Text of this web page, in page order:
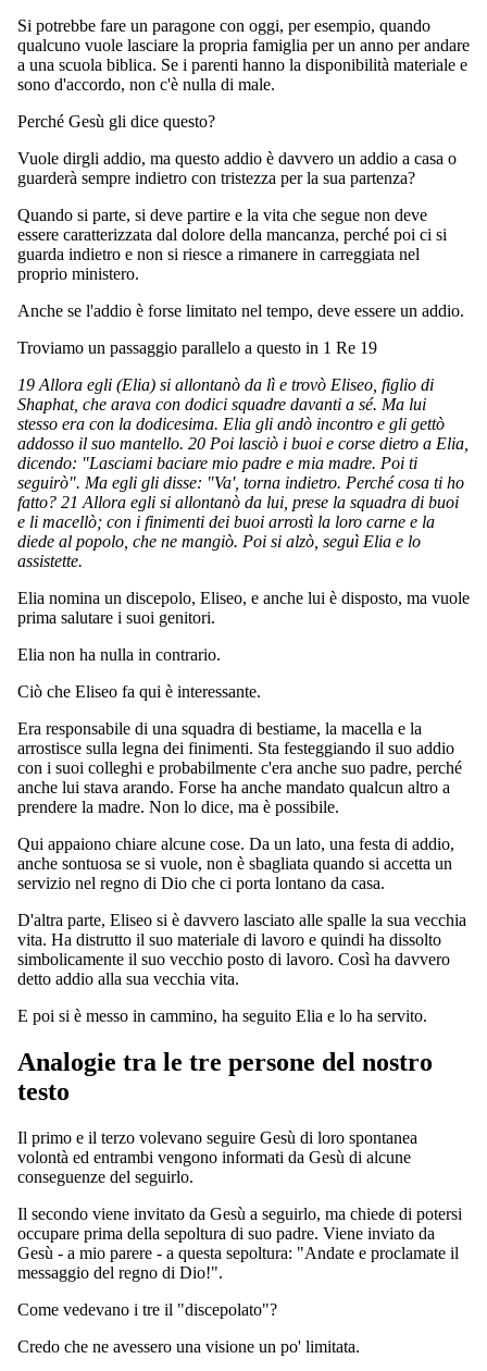
Si potrebbe fare un paragone con oggi, per esempio, quando
qualcuno vuole lasciare la propria famiglia per un anno per andare
a una scuola biblica. Se i parenti hanno la disponibilità materiale e
sono d'accordo, non c'è nulla di male.
Perché Gesù gli dice questo?
Vuole dirgli addio, ma questo addio è davvero un addio a casa o
guarderà sempre indietro con tristezza per la sua partenza?
Quando si parte, si deve partire e la vita che segue non deve
essere caratterizzata dal dolore della mancanza, perché poi ci si
guarda indietro e non si riesce a rimanere in carreggiata nel
proprio ministero.
Anche se l'addio è forse limitato nel tempo, deve essere un addio.
Troviamo un passaggio parallelo a questo in 1 Re 19
19 Allora egli (Elia) si allontanò da lì e trovò Eliseo, figlio di
Shaphat, che arava con dodici squadre davanti a sé. Ma lui
stesso era con la dodicesima. Elia gli andò incontro e gli gettò
addosso il suo mantello. 20 Poi lasciò i buoi e corse dietro a Elia,
dicendo: "Lasciami baciare mio padre e mia madre. Poi ti
seguirò". Ma egli gli disse: "Va', torna indietro. Perché cosa ti ho
fatto? 21 Allora egli si allontanò da lui, prese la squadra di buoi
e li macellò; con i finimenti dei buoi arrostì la loro carne e la
diede al popolo, che ne mangiò. Poi si alzò, seguì Elia e lo
assistette.
Elia nomina un discepolo, Eliseo, e anche lui è disposto, ma vuole
prima salutare i suoi genitori.
Elia non ha nulla in contrario.
Ciò che Eliseo fa qui è interessante.
Era responsabile di una squadra di bestiame, la macella e la
arrostisce sulla legna dei finimenti. Sta festeggiando il suo addio
con i suoi colleghi e probabilmente c'era anche suo padre, perché
anche lui stava arando. Forse ha anche mandato qualcun altro a
prendere la madre. Non lo dice, ma è possibile.
Qui appaiono chiare alcune cose. Da un lato, una festa di addio,
anche sontuosa se si vuole, non è sbagliata quando si accetta un
servizio nel regno di Dio che ci porta lontano da casa.
D'altra parte, Eliseo si è davvero lasciato alle spalle la sua vecchia
vita. Ha distrutto il suo materiale di lavoro e quindi ha dissolto
simbolicamente il suo vecchio posto di lavoro. Così ha davvero
detto addio alla sua vecchia vita.
E poi si è messo in cammino, ha seguito Elia e lo ha servito.
Analogie tra le tre persone del nostro
testo
Il primo e il terzo volevano seguire Gesù di loro spontanea
volontà ed entrambi vengono informati da Gesù di alcune
conseguenze del seguirlo.
Il secondo viene invitato da Gesù a seguirlo, ma chiede di potersi
occupare prima della sepoltura di suo padre. Viene inviato da
Gesù - a mio parere - a questa sepoltura: "Andate e proclamate il
messaggio del regno di Dio!".
Come vedevano i tre il "discepolato"?
Credo che ne avessero una visione un po' limitata.